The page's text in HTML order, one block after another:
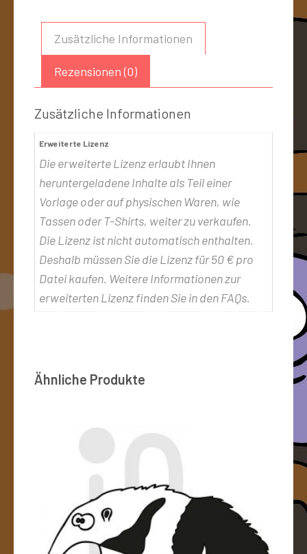
Zusätzliche Informationen
Rezensionen (0)
Zusätzliche Informationen
Erweiterte Lizenz
Die erweiterte Lizenz erlaubt Ihnen
heruntergeladene Inhalte als Teil einer
Vorlage oder auf physischen Waren, wie
Tassen oder T-Shirts, weiter zu verkaufen.
Die Lizenz ist nicht automatisch enthalten.
Deshalb müssen Sie die Lizenz für 50 € pro
Datei kaufen. Weitere Informationen zur
erweiterten Lizenz finden Sie in den FAQs.
Ähnliche Produkte